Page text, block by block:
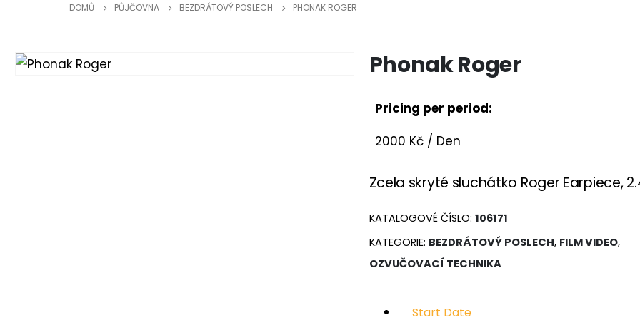
DOMŮ PŮJČOVNA BEZDRÁTOVÝ POSLECH PHONAK ROGER
Phonak Roger
Pricing per period:
2000 Kč/ Den
Zcela skryté sluchátko Roger Earpiece,
KATALOGOVÉ ČÍSLO: 106171
KATEGORIE: BEZDRÁTOVÝ POSLECH, FILM VIDEO,
OZVUČOVACÍ TECHNIKA
Start Date